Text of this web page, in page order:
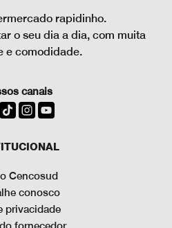
canais
Cencosud
conosco
privacidade
fornecedor